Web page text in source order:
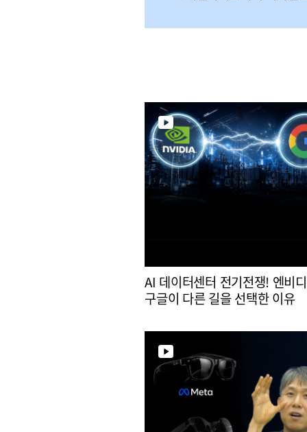
AI 데이터센터 전기전쟁! 엔비
구글이 다른 길을 선택한 이유